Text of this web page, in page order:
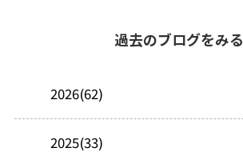
過去のブログをみる
2026(62)
2025(33)